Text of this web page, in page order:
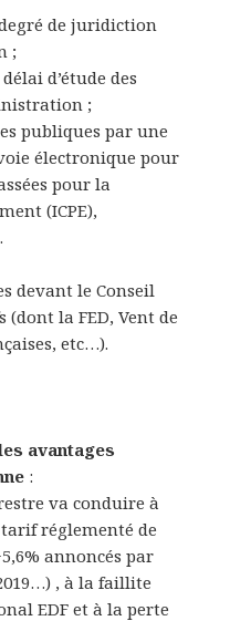
de juridiction
;
d’étude des
;
publiques par une
électronique pour
pour la
(ICPE),
devant le Conseil
la FED, Vent de
etc…).
avantages
:
va conduire à
réglementé de
annoncés par
, à la faillite
EDF et à la perte